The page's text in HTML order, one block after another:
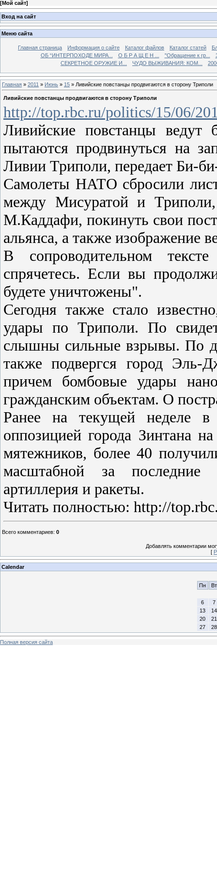
[Мой сайт]
Вход на сайт
Меню сайта
Главная страница Информация о сайте Каталог файлов Каталог статей
ОБ “ИНТЕРПОХОДЕ МИРА...
О Б Р А Щ Е Н ... "Обращение к гр...
СЕКРЕТНОЕ ОРУЖИЕ И...
ЧУДО ВЫЖИВАНИЯ: КОМ...
Главная » 2011 » Июнь » 15 » Ливийские повстанцы продвигаются в сторону Триполи
Ливийские повстанцы продвигаются в сторону Триполи
http://top.rbc.ru/politics/15/06/
Ливийские повстанцы
пытаются продвинуться на
Ливии Триполи, передает Би-
Самолеты НАТО сбросили
между Мисуратой и
М.Каддафи, покинуть свои
альянса, а также изображение
В сопроводительном
спрячетесь. Если вы
будете уничтожены".
Сегодня также стало
удары по Триполи. По
слышны сильные взрывы. По
также подвергся город Эль-
причем бомбовые удары
гражданским объектам. О
Ранее на текущей неделе в
оппозицией города Зинтана
мятежников, более 40
масштабной за последние
артиллерия и ракеты.
Читать полностью: http://
Всего комментариев: 0
Добавлять комментарии
[
Calendar
Пн Вт
6
7
13
14
20
21
27
28
Полная версия сайта